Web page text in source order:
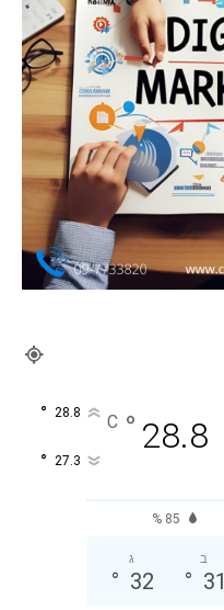
28.8
°
C
28.8
°
27.3
°
85 %
ב
31
°
ג
32
°